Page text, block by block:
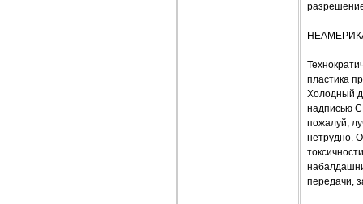
пластика
Холодный
надписью
пожалуй,
нетрудно.
передачи,